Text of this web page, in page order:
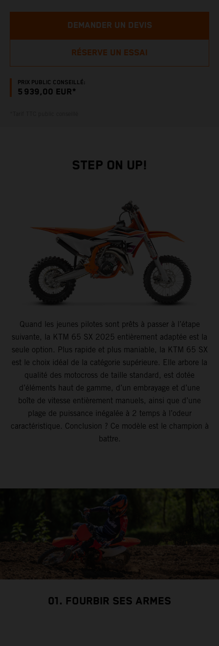
PRIX PUBLIC CONSEILLÉ:
5 939,00 EUR*
DEMANDER UN DEVIS
RÉSERVE UN ESSAI
STEP ON UP!
Quand les jeunes pilotes sont prêts à passer à l’étape
suivante, la KTM 65 SX 2025 entièrement adaptée est la
seule option. Plus rapide et plus maniable, la KTM 65 SX
est le choix idéal de la catégorie supérieure. Elle arbore la
qualité des motocross de taille standard, est dotée
d’éléments haut de gamme, d’un embrayage et d’une
boîte de vitesse entièrement manuels, ainsi que d’une
plage de puissance inégalée à 2 temps à l’odeur
caractéristique. Conclusion ? Ce modèle est le champion à
battre.
01. FOURBIR SES ARMES